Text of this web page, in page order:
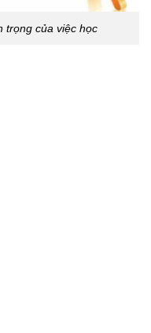
trọng của việc học